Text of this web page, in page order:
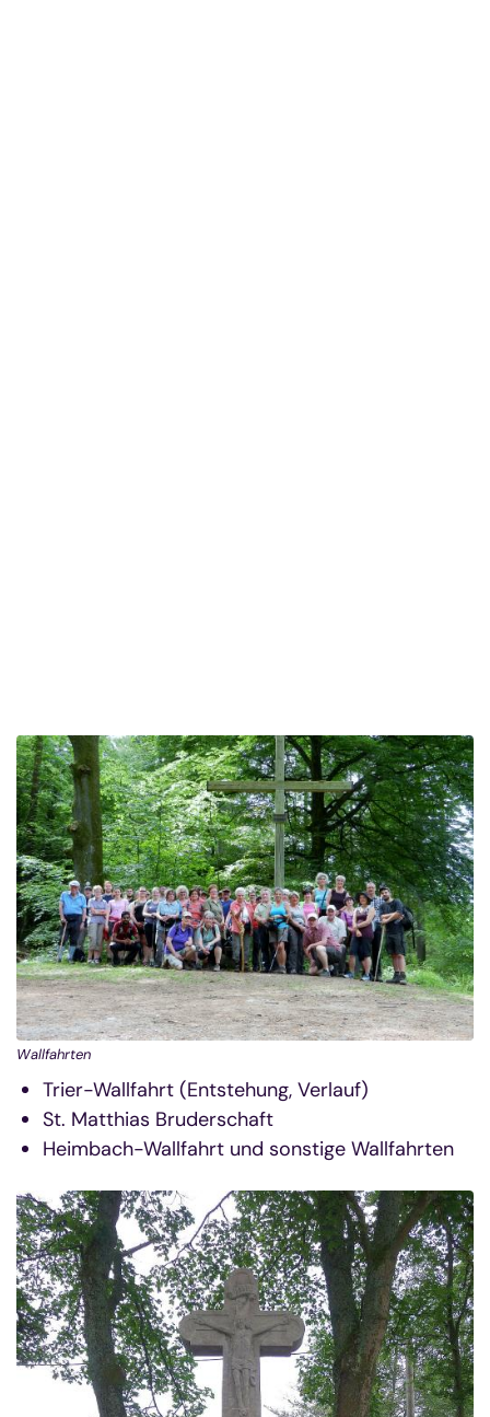
Wallfahrten
Trier-Wallfahrt (Entstehung, Verlauf)
St. Matthias Bruderschaft
Heimbach-Wallfahrt und sonstige Wallfahrten